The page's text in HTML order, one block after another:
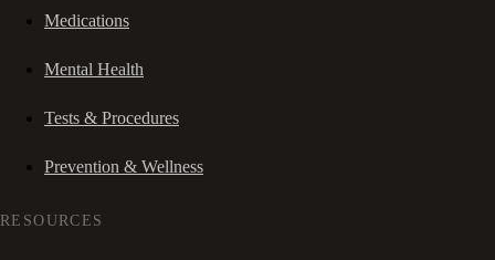
Medications
Mental Health
Tests & Procedures
Prevention & Wellness
RESOURCES